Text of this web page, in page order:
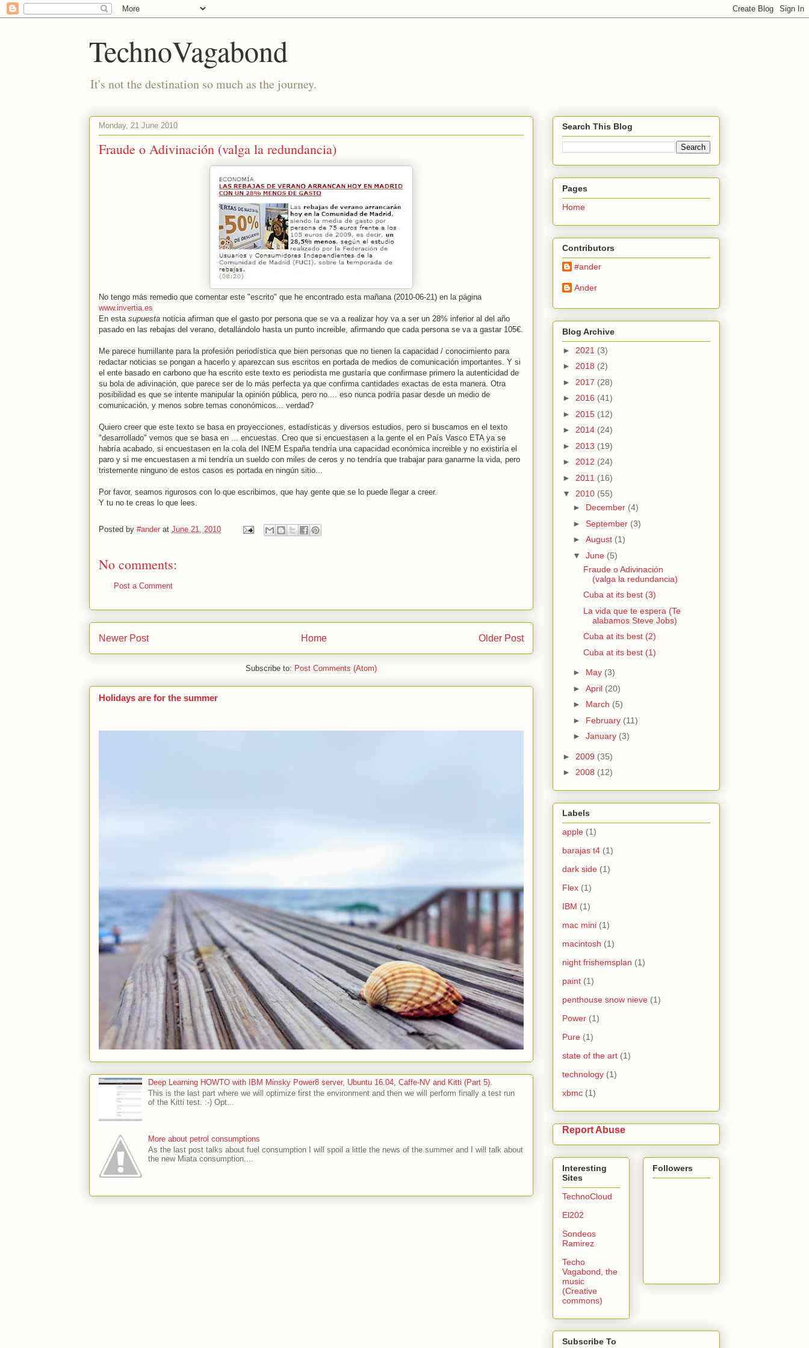
TechnoVagabond
It's not the destination so much as the journey.
Monday, 21 June 2010
Fraude o Adivinación (valga la redundancia)
No tengo más remedio que comentar este "escrito" que he encontrado esta mañana (2010-06-21) en la página
www.invertia.es
En esta supuesta noticia afirman que el gasto por persona que se va a realizar hoy va a ser un 28% inferior al del año
pasado en las rebajas del verano, detallándolo hasta un punto increible, afirmando que cada persona se va a gastar 105€.
Me parece humillante para la profesión periodística que bien personas que no tienen la capacidad / conocimiento para
redactar noticias se pongan a hacerlo y aparezcan sus escritos en portada de medios de comunicación importantes. Y si
el ente basado en carbono que ha escrito este texto es periodista me gustaría que confirmase primero la autenticidad de
su bola de adivinación, que parece ser de lo más perfecta ya que confirma cantidades exactas de esta manera. Otra
posibilidad es que se intente manipular la opinión pública, pero no.... eso nunca podría pasar desde un medio de
comunicación, y menos sobre temas cononómicos... verdad?
Quiero creer que este texto se basa en proyecciones, estadísticas y diversos estudios, pero si buscamos en el texto
"desarrollado" vemos que se basa en ... encuestas. Creo que si encuestasen a la gente el en País Vasco ETA ya se
habría acabado, si encuestasen en la cola del INEM España tendría una capacidad económica increible y no existiría el
paro y si me encuestasen a mi tendría un sueldo con miles de ceros y no tendría que trabajar para ganarme la vida, pero
tristemente ninguno de estos casos es portada en ningún sitio...
Por favor, seamos rigurosos con lo que escribimos, que hay gente que se lo puede llegar a creer.
Y tu no te creas lo que lees.
Posted by #ander at June 21, 2010
No comments:
Post a Comment
Newer Post Older Post
Home
Subscribe to: Post Comments (Atom)
Holidays are for the summer
Deep Learning HOWTO with IBM Minsky Power8 server, Ubuntu 16.04, Caffe-NV and Kitti (Part 5).
This is the last part where we will optimize first the environment and then we will perform finally a test run
of the Kitti test. :-) Opt...
More about petrol consumptions
As the last post talks about fuel consumption I will spoil a little the news of the summer and I will talk about
the new Miata consumption....
Search This Blog
Pages
Home
Contributors
#ander
Ander
Blog Archive
► 2021 (3)
► 2018 (2)
► 2017 (28)
► 2016 (41)
► 2015 (12)
► 2014 (24)
► 2013 (19)
► 2012 (24)
► 2011 (16)
▼ 2010 (55)
► December (4)
► September (3)
► August (1)
▼ June (5)
Fraude o Adivinación
(valga la redundancia)
Cuba at its best (3)
La vida que te espera (Te
alabamos Steve Jobs)
Cuba at its best (2)
Cuba at its best (1)
► May (3)
► April (20)
► March (5)
► February (11)
► January (3)
► 2009 (35)
► 2008 (12)
Labels
apple (1)
barajas t4 (1)
dark side (1)
Flex (1)
IBM (1)
mac mini (1)
macintosh (1)
night frishemsplan (1)
paint (1)
penthouse snow nieve (1)
Power (1)
Pure (1)
state of the art (1)
technology (1)
xbmc (1)
Report Abuse
Interesting
Sites
TechnoCloud
El202
Sondeos
Ramirez
Techo
Vagabond, the
music
(Creative
commons)
Followers
Subscribe To